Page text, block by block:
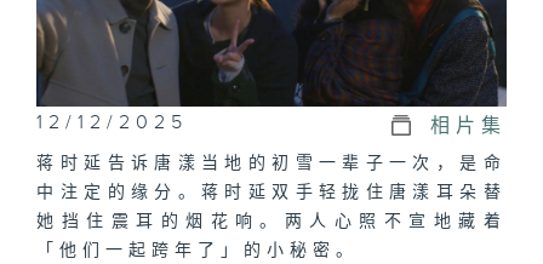
12/12/2025 相片集
蒋时延告诉唐漾当地的初雪一辈子一次，是命
中注定的缘分。蒋时延双手轻拢住唐漾耳朵替
她挡住震耳的烟花响。两人心照不宣地藏着
「他们一起跨年了」的小秘密。